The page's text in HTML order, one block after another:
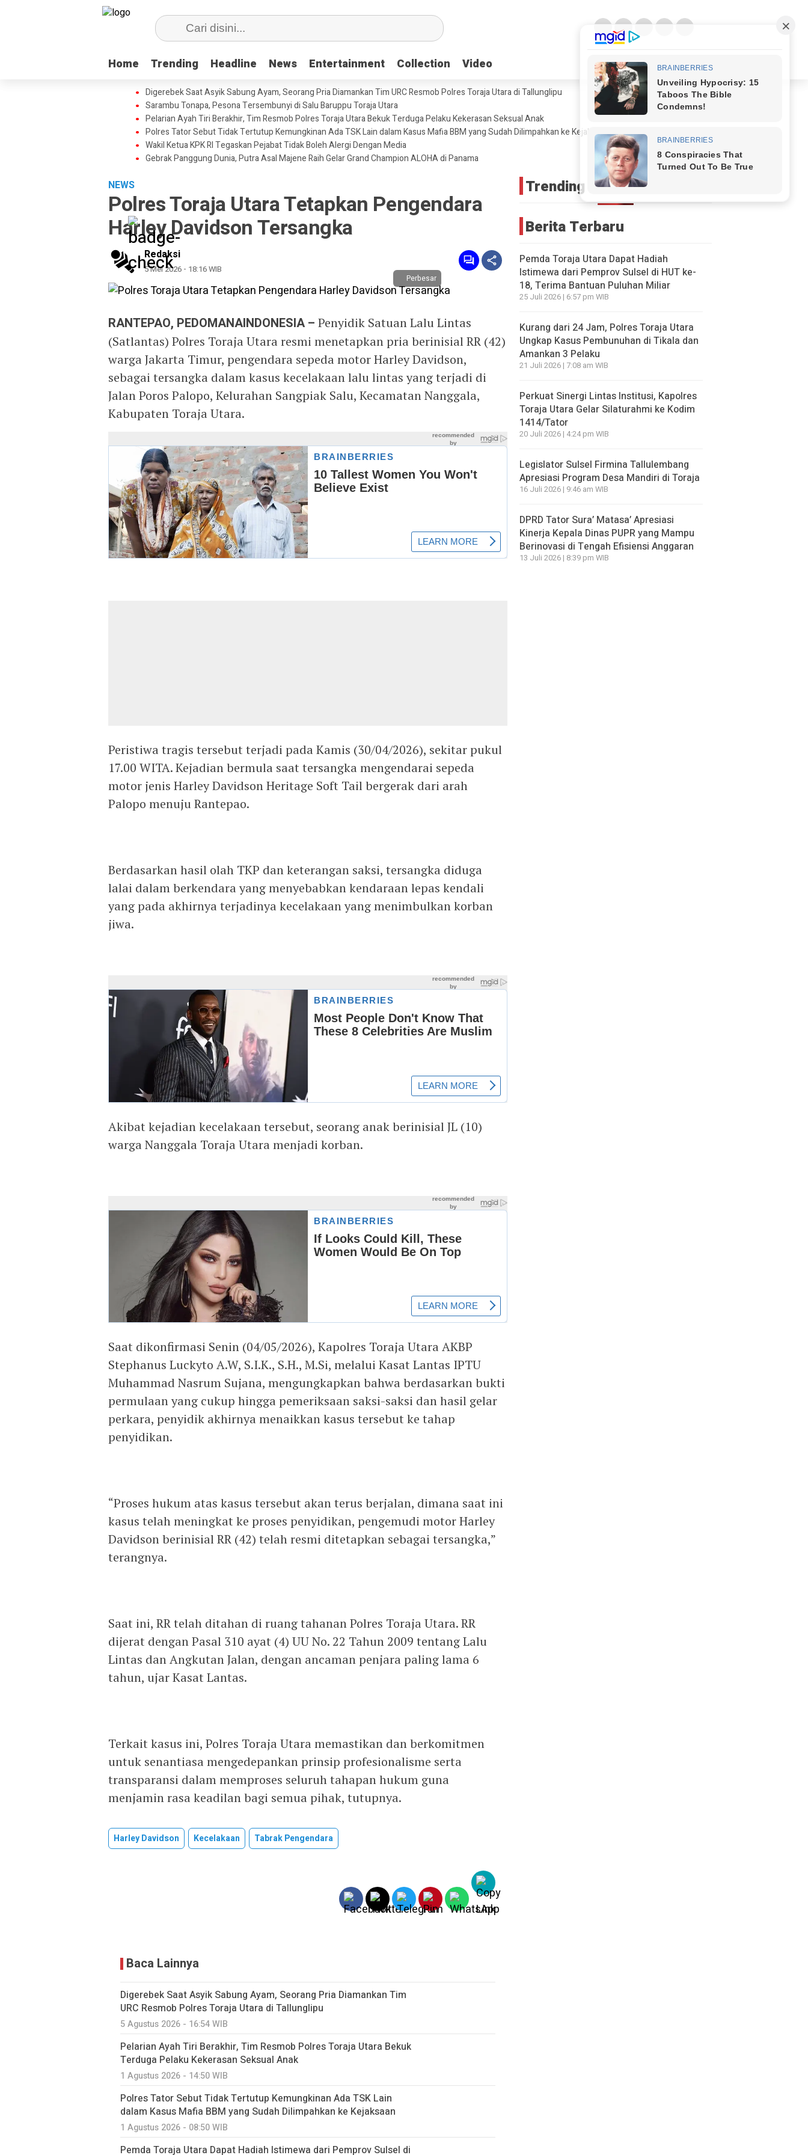
Home Trending Headline News Entertainment Collection Video
Home Trending Headline News Entertainment Collection Video
Digerebek Saat Asyik Sabung Ayam, Seorang Pria Diamankan Tim URC Resmob Polres Toraja Utara di Tallunglipu ​
Sarambu Tonapa, Pesona Tersembunyi di Salu Baruppu Toraja Utara
Pelarian Ayah Tiri Berakhir, Tim Resmob Polres Toraja Utara Bekuk Terduga Pelaku Kekerasan Seksual Anak
Polres Tator Sebut Tidak Tertutup Kemungkinan Ada TSK Lain dalam Kasus Mafia BBM yang Sudah Dilimpahkan ke Kejaksaan
Wakil Ketua KPK RI Tegaskan Pejabat Tidak Boleh Alergi Dengan Media
Gebrak Panggung Dunia, Putra Asal Majene Raih Gelar Grand Champion ALOHA di Panama
NEWS
Polres Toraja Utara Tetapkan Pengendara
Harley Davidson Tersangka
Redaksi
5 Mei 2026 - 18:16 WIB
Perbesar
RANTEPAO, PEDOMANAINDONESIA – Penyidik Satuan Lalu Lintas
(Satlantas) Polres Toraja Utara resmi menetapkan pria berinisial RR (42)
warga Jakarta Timur, pengendara sepeda motor Harley Davidson,
sebagai tersangka dalam kasus kecelakaan lalu lintas yang terjadi di
Jalan Poros Palopo, Kelurahan Sangpiak Salu, Kecamatan Nanggala,
Kabupaten Toraja Utara.
Peristiwa tragis tersebut terjadi pada Kamis (30/04/2026), sekitar pukul
17.00 WITA. Kejadian bermula saat tersangka mengendarai sepeda
motor jenis Harley Davidson Heritage Soft Tail bergerak dari arah
Palopo menuju Rantepao.
Berdasarkan hasil olah TKP dan keterangan saksi, tersangka diduga
lalai dalam berkendara yang menyebabkan kendaraan lepas kendali
yang pada akhirnya terjadinya kecelakaan yang menimbulkan korban
jiwa.
Akibat kejadian kecelakaan tersebut, seorang anak berinisial JL (10)
warga Nanggala Toraja Utara menjadi korban.
Saat dikonfirmasi Senin (04/05/2026), Kapolres Toraja Utara AKBP
Stephanus Luckyto A.W, S.I.K., S.H., M.Si, melalui Kasat Lantas IPTU
Muhammad Nasrum Sujana, mengungkapkan bahwa berdasarkan bukti
permulaan yang cukup hingga pemeriksaan saksi-saksi dan hasil gelar
perkara, penyidik akhirnya menaikkan kasus tersebut ke tahap
penyidikan.
“Proses hukum atas kasus tersebut akan terus berjalan, dimana saat ini
kasus telah meningkat ke proses penyidikan, pengemudi motor Harley
Davidson berinisial RR (42) telah resmi ditetapkan sebagai tersangka,”
terangnya.
Saat ini, RR telah ditahan di ruang tahanan Polres Toraja Utara. RR
dijerat dengan Pasal 310 ayat (4) UU No. 22 Tahun 2009 tentang Lalu
Lintas dan Angkutan Jalan, dengan ancaman penjara paling lama 6
tahun, ujar Kasat Lantas.
Terkait kasus ini, Polres Toraja Utara memastikan dan berkomitmen
untuk senantiasa mengedepankan prinsip profesionalisme serta
transparansi dalam memproses seluruh tahapan hukum guna
menjamin rasa keadilan bagi semua pihak, tutupnya.
Harley Davidson Kecelakaan Tabrak Pengendara
Baca Lainnya
Digerebek Saat Asyik Sabung Ayam, Seorang Pria Diamankan Tim
URC Resmob Polres Toraja Utara di Tallunglipu ​
5 Agustus 2026 - 16:54 WIB
Pelarian Ayah Tiri Berakhir, Tim Resmob Polres Toraja Utara Bekuk
Terduga Pelaku Kekerasan Seksual Anak
1 Agustus 2026 - 14:50 WIB
Polres Tator Sebut Tidak Tertutup Kemungkinan Ada TSK Lain
dalam Kasus Mafia BBM yang Sudah Dilimpahkan ke Kejaksaan
1 Agustus 2026 - 08:50 WIB
Pemda Toraja Utara Dapat Hadiah Istimewa dari Pemprov Sulsel di
Trending
Berita Terbaru
Pemda Toraja Utara Dapat Hadiah
Istimewa dari Pemprov Sulsel di HUT ke-
18, Terima Bantuan Puluhan Miliar
25 Juli 2026 | 6:57 pm WIB
Kurang dari 24 Jam, Polres Toraja Utara
Ungkap Kasus Pembunuhan di Tikala dan
Amankan 3 Pelaku
21 Juli 2026 | 7:08 am WIB
Perkuat Sinergi Lintas Institusi, Kapolres
Toraja Utara Gelar Silaturahmi ke Kodim
1414/Tator
20 Juli 2026 | 4:24 pm WIB
Legislator Sulsel Firmina Tallulembang
Apresiasi Program Desa Mandiri di Toraja
16 Juli 2026 | 9:46 am WIB
DPRD Tator Sura’ Matasa’ Apresiasi
Kinerja Kepala Dinas PUPR yang Mampu
Berinovasi di Tengah Efisiensi Anggaran
13 Juli 2026 | 8:39 pm WIB